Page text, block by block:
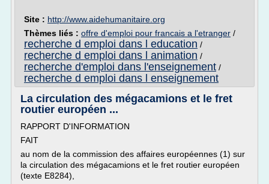
Site : http://www.aidehumanitaire.org
Thèmes liés : offre d'emploi pour francais a l'etranger /
recherche d emploi dans l education /
recherche d emploi dans l animation /
recherche d'emploi dans l'enseignement /
recherche d emploi dans l enseignement
La circulation des mégacamions et le fret
routier européen ...
RAPPORT D'INFORMATION
FAIT
au nom de la commission des affaires européennes (1) sur
la circulation des mégacamions et le fret routier européen
(texte E8284),